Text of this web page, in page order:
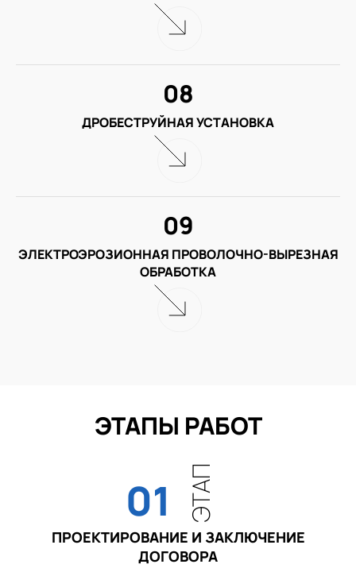
ДРОБЕСТРУЙНАЯ УСТАНОВКА
08
ЭЛЕКТРОЭРОЗИОННАЯ ПРОВОЛОЧНО-ВЫРЕЗНАЯ
ОБРАБОТКА
09
ЭТАПЫ РАБОТ
01 ЭТАП
ПРОЕКТИРОВАНИЕ И ЗАКЛЮЧЕНИЕ
ДОГОВОРА